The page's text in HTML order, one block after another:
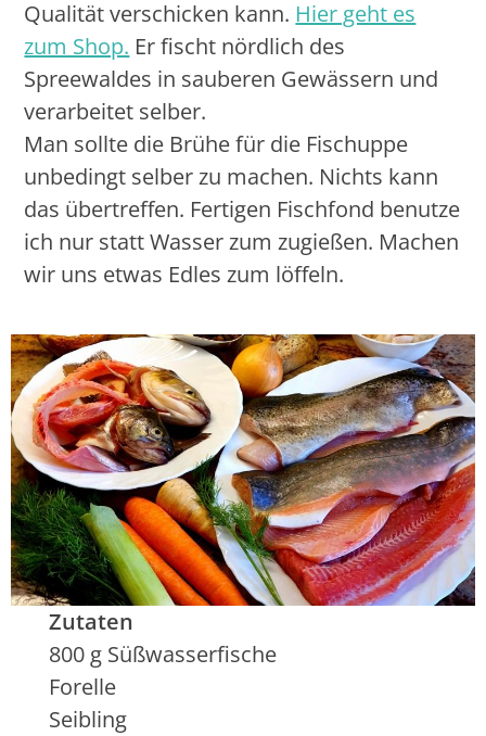
Qualität verschicken kann. Hier geht es
zum Shop. Er fischt nördlich des
Spreewaldes in sauberen Gewässern und
verarbeitet selber.
Man sollte die Brühe für die Fischuppe
unbedingt selber zu machen. Nichts kann
das übertreffen. Fertigen Fischfond benutze
ich nur statt Wasser zum zugießen. Machen
wir uns etwas Edles zum löffeln.
Zutaten
800 g Süßwasserfische
Forelle
Seibling